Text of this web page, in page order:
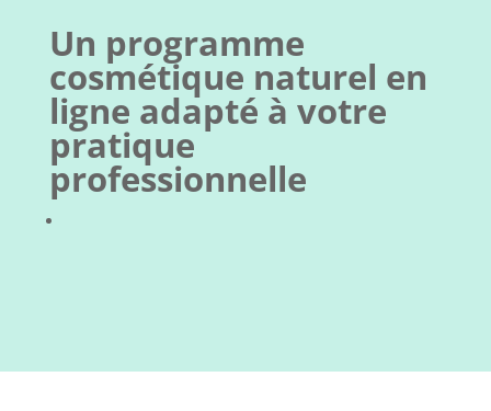
Un programme
cosmétique naturel en
ligne adapté à votre
pratique
professionnelle